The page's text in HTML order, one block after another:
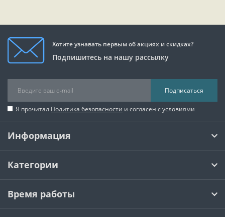
Хотите узнавать первым об акциях и скидках?
Подпишитесь на нашу рассылку
Подписаться
Я прочитал Политика безопасности и согласен с условиями
Информация
Категории
Время работы